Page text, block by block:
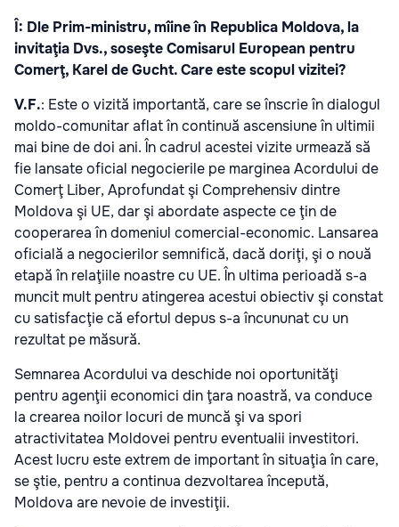
Î: Dle Prim-ministru, mîine în Republica Moldova, la
invitaţia Dvs., soseşte Comisarul European pentru
Comerţ, Karel de Gucht. Care este scopul vizitei?
V.F.: Este o vizită importantă, care se înscrie în dialogul
moldo-comunitar aflat în continuă ascensiune în ultimii
mai bine de doi ani. În cadrul acestei vizite urmează să
fie lansate oficial negocierile pe marginea Acordului de
Comerţ Liber, Aprofundat şi Comprehensiv dintre
Moldova şi UE, dar şi abordate aspecte ce ţin de
cooperarea în domeniul comercial-economic. Lansarea
oficială a negocierilor semnifică, dacă doriţi, şi o nouă
etapă în relaţiile noastre cu UE. În ultima perioadă s-a
muncit mult pentru atingerea acestui obiectiv şi constat
cu satisfacţie că efortul depus s-a încununat cu un
rezultat pe măsură.
Semnarea Acordului va deschide noi oportunităţi
pentru agenţii economici din ţara noastră, va conduce
la crearea noilor locuri de muncă şi va spori
atractivitatea Moldovei pentru eventualii investitori.
Acest lucru este extrem de important în situaţia în care,
se ştie, pentru a continua dezvoltarea începută,
Moldova are nevoie de investiţii.